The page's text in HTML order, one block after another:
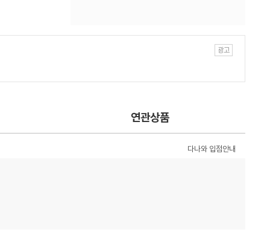
연관상품
다나와 입점안내